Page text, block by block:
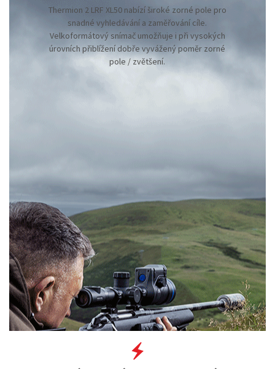
Thermion 2 LRF XL50 nabízí široké zorné pole pro
snadné vyhledávání a zaměřování cíle.
Velkoformátový snímač umožňuje i při vysokých
úrovních přiblížení dobře vyvážený poměr zorné
pole / zvětšení.